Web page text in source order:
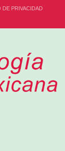
DE PRIVACIDAD